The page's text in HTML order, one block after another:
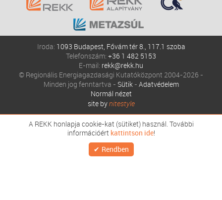
Iroda: 1093 Budapest, Fővám tér 8., 117.1 szoba
Telefonszám: +36 1 482 5153
E-mail: rekk@rekk.hu
© Regionális Energiagazdasági Kutatóközpont 2004-2026 -
Minden jog fenntartva - Sütik- Adatvédelem
Normál nézet
site bynitestyle
A REKK honlapja cookie-kat (sütiket) használ. További
információért kattintson ide!
Rendben